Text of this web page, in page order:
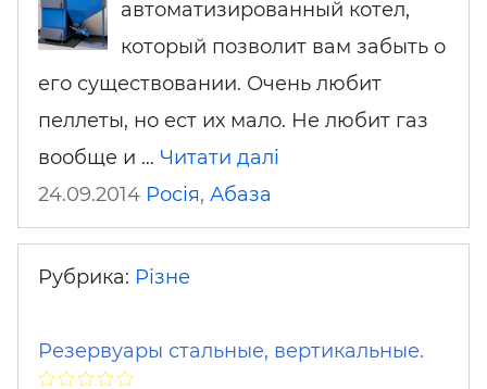
автоматизированный котел,
который позволит вам забыть о
его существовании. Очень любит
пеллеты, но ест их мало. Не любит газ
вообще и … Читати далі
24.09.2014 Росія, Абаза
Рубрика: Різне
Резервуары стальные, вертикальные.